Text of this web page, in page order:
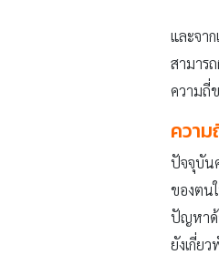
และจา
สามาร
ความถี่
ควา
ปัจจุบัน
ของตน
ปัญหาด้
ยังเกี่ย